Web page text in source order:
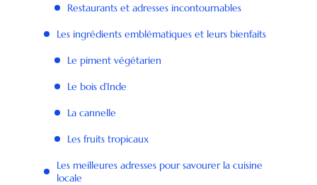
Restaurants et adresses incontournables
Les ingrédients emblématiques et leurs bienfaits
Le piment végétarien
Le bois d’Inde
La cannelle
Les fruits tropicaux
Les meilleures adresses pour savourer la cuisine
locale